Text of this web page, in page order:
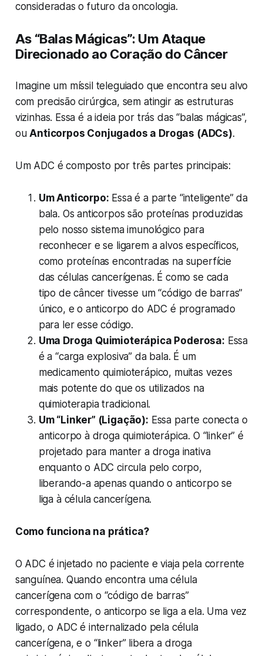
consideradas o futuro da oncologia.
As “Balas Mágicas”: Um Ataque
Direcionado ao Coração do Câncer
Imagine um míssil teleguiado que encontra seu alvo
com precisão cirúrgica, sem atingir as estruturas
vizinhas. Essa é a ideia por trás das “balas mágicas”,
ouAnticorpos Conjugados a Drogas (ADCs).
Um ADC é composto por três partes principais:
Um Anticorpo: Essa é a parte “inteligente” da
bala. Os anticorpos são proteínas produzidas
pelo nosso sistema imunológico para
reconhecer e se ligarem a alvos específicos,
como proteínas encontradas na superfície
das células cancerígenas. É como se cada
tipo de câncer tivesse um “código de barras”
único, e o anticorpo do ADC é programado
para ler esse código.
Uma Droga Quimioterápica Poderosa: Essa
é a “carga explosiva” da bala. É um
medicamento quimioterápico, muitas vezes
mais potente do que os utilizados na
quimioterapia tradicional.
Um “Linker” (Ligação): Essa parte conecta o
anticorpo à droga quimioterápica. O “linker” é
projetado para manter a droga inativa
enquanto o ADC circula pelo corpo,
liberando-a apenas quando o anticorpo se
liga à célula cancerígena.
Como funciona na prática?
O ADC é injetado no paciente e viaja pela corrente
sanguínea. Quando encontra uma célula
cancerígena com o “código de barras”
correspondente, o anticorpo se liga a ela. Uma vez
ligado, o ADC é internalizado pela célula
cancerígena, e o “linker” libera a droga